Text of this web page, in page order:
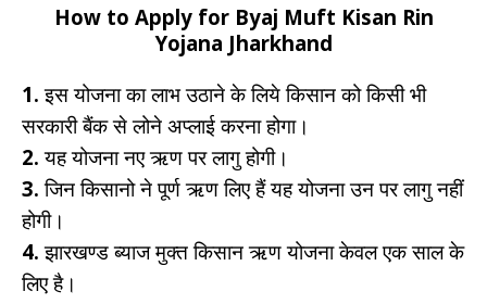
How to Apply for Byaj Muft Kisan Rin
Yojana Jharkhand
1. इस योजना का लाभ उठाने के लिये किसान को किसी भी
सरकारी बैंक से लोने अप्लाई करना होगा।
2. यह योजना नए ऋण पर लागु होगी।
3. जिन किसानो ने पूर्ण ऋण लिए हैं यह योजना उन पर लागु नहीं
होगी।
4. झारखण्ड ब्याज मुक्त किसान ऋण योजना केवल एक साल के
लिए है।